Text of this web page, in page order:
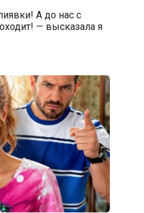
А до нас с
— высказала я